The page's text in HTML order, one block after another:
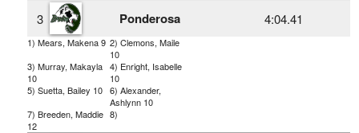
3 Ponderosa 4:04.41
1) Mears, Makena 9 2) Clemons, Maile
10
3) Murray, Makayla
10
4) Enright, Isabelle
10
5) Suetta, Bailey 10 6) Alexander,
Ashlynn 10
7) Breeden, Maddie
12
8)